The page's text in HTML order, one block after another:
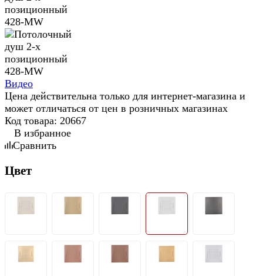
Видео
Цена действительна только для интернет-магазина и
может отличаться от цен в розничных магазинах
Код товара: 20667
В избранное
Сравнить
Цвет